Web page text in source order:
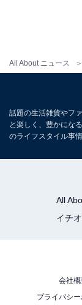
All About ニュース
こちらもおすすめ
話題の生活雑貨やフ
と楽しく、豊かにな
のライフスタイル事
All
イチ
会社概
プライバシ